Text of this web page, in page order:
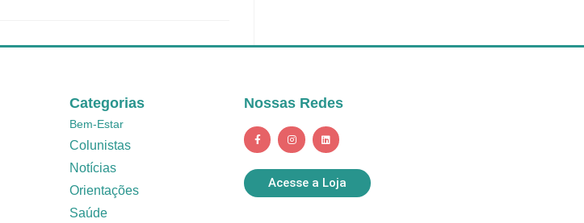
Categorias
Bem-Estar
Colunistas
Notícias
Orientações
Saúde
Nossas Redes
Acesse a Loja